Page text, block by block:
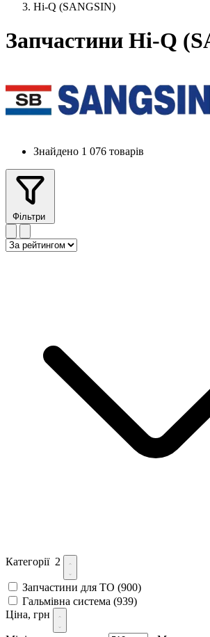
Hi-Q (SANGSIN)
Запчастини Hi-Q
Знайдено 1 076 товарів
Фільтри
Категорії 2
Запчастини для ТО (900)
Гальмівна система (939)
Ціна, грн